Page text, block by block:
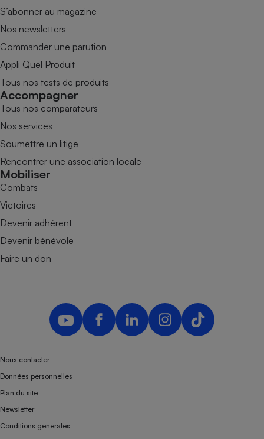
S’abonner au magazine
Nos newsletters
Commander une parution
Appli Quel Produit
Tous nos tests de produits
Accompagner
Tous nos comparateurs
Nos services
Soumettre un litige
Rencontrer une association locale
Mobiliser
Combats
Victoires
Devenir adhérent
Devenir bénévole
Faire un don
Nous contacter
Données personnelles
Plan du site
Newsletter
Conditions générales